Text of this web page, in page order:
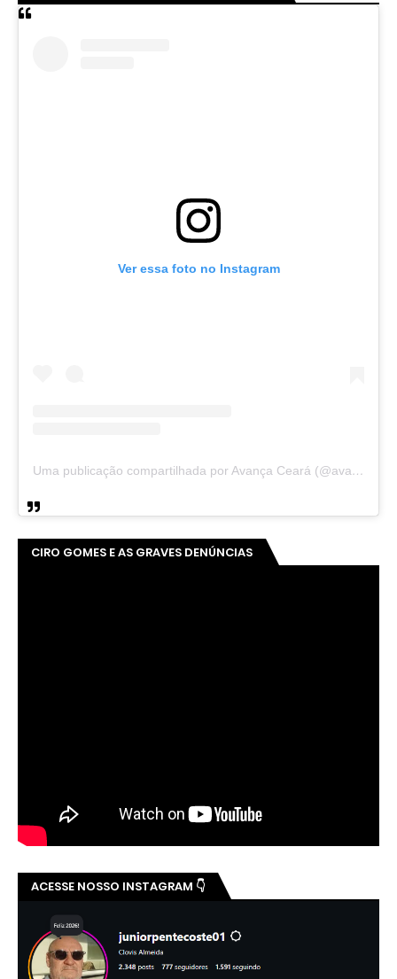
Ver essa foto no Instagram
Uma publicação compartilhada por Avança Ceará (@avancaceara)
CIRO GOMES E AS GRAVES DENÚNCIAS
ACESSE NOSSO INSTAGRAM 👇